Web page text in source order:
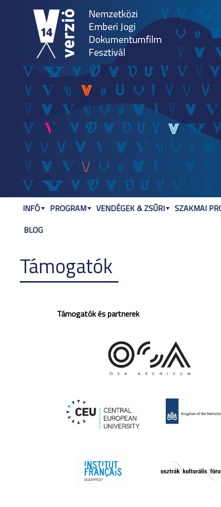
Támogatók
Támogatók és partnerek
INFÓ PROGRAM VENDÉGEK & ZSŰRI
SZAKMAI
BLOG